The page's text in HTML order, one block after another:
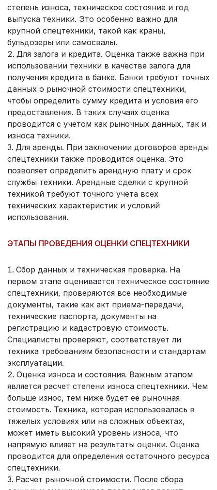
степень износа, техническое состояние и год
выпуска техники. Это особенно важно для
крупной спецтехники, такой как краны,
бульдозеры или самосвалы.
Для залога и кредита. Оценка также важна при
использовании техники в качестве залога для
получения кредита в банке. Банки требуют точных
данных о рыночной стоимости спецтехники,
чтобы определить сумму кредита и условия его
предоставления. В таких случаях оценка
проводится с учетом как рыночных данных, так и
износа техники.
Для аренды. При заключении договоров аренды
спецтехники также проводится оценка. Это
позволяет определить арендную плату и срок
службы техники. Арендные сделки с крупной
техникой требуют точного учета всех
технических характеристик и условий
использования.
ЭТАПЫ ПРОВЕДЕНИЯ ОЦЕНКИ СПЕЦТЕХНИКИ
Сбор данных и техническая проверка. На
первом этапе оценивается техническое состояние
спецтехники, проверяются все необходимые
документы, такие как акт приема-передачи,
технические паспорта, документы на
регистрацию и кадастровую стоимость.
Специалисты проверяют, соответствует ли
техника требованиям безопасности и стандартам
эксплуатации.
Оценка износа и состояния. Важным этапом
является расчет степени износа спецтехники. Чем
больше износ, тем ниже будет её рыночная
стоимость. Техника, которая использовалась в
тяжелых условиях или на сложных объектах,
может иметь высокий уровень износа, что
напрямую влияет на результаты оценки. Оценка
проводится для определения остаточного ресурса
спецтехники.
Расчет рыночной стоимости. После сбора